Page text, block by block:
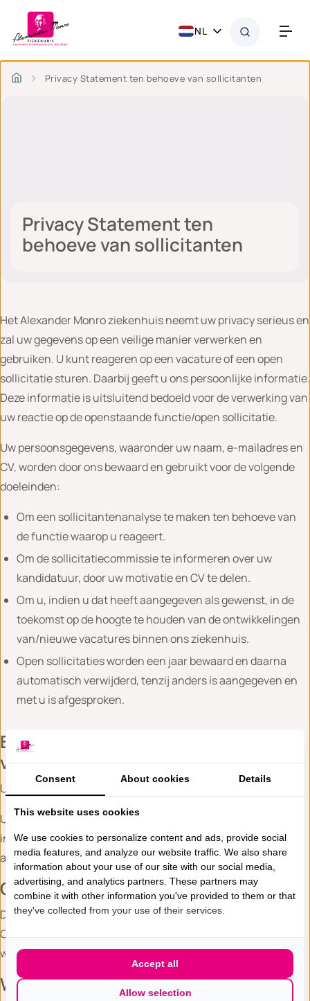
NL
Privacy Statement ten behoeve van sollicitanten
Privacy Statement ten
behoeve van sollicitanten
Het Alexander Monro ziekenhuis neemt uw privacy serieus en
zal uw gegevens op een veilige manier verwerken en
gebruiken. U kunt reageren op een vacature of een open
sollicitatie sturen. Daarbij geeft u ons persoonlijke informatie.
Deze informatie is uitsluitend bedoeld voor de verwerking van
uw reactie op de openstaande functie/open sollicitatie.
Uw persoonsgegevens, waaronder uw naam, e-mailadres en
CV, worden door ons bewaard en gebruikt voor de volgende
doeleinden:
Om een sollicitantenanalyse te maken ten behoeve van
de functie waarop u reageert.
Om de sollicitatiecommissie te informeren over uw
kandidatuur, door uw motivatie en CV te delen.
Om u, indien u dat heeft aangegeven als gewenst, in de
toekomst op de hoogte te houden van de ontwikkelingen
van/nieuwe vacatures binnen ons ziekenhuis.
Open sollicitaties worden een jaar bewaard en daarna
automatisch verwijderd, tenzij anders is aangegeven en
met u is afgesproken.
Bewaartermijn, inzage en corrigeren
van uw gegevens
Uw gegevens worden niet langer bewaard dan nodig.
U kunt altijd zelf uw gegevens aanpassen (hernieuwde
informatie sturen) of laten verwijderen (middels een bericht
aansollicitatie@alexandermonro.nl).
Cookiebeleid
De Alexander Monro website plaatst cookies. Kijk in onze
Cookieverklaring onder aan deze site voor de precieze
werkwijze wat betreft cookies.
Wijzigingen
Consent About cookies Details
This website uses cookies
We use cookies to personalize content and ads, provide social
media features, and analyze our website traffic. We also share
information about your use of our site with our social media,
advertising, and analytics partners. These partners may
combine it with other information you've provided to them or that
they've collected from your use of their services.
Allow selection
Accept all